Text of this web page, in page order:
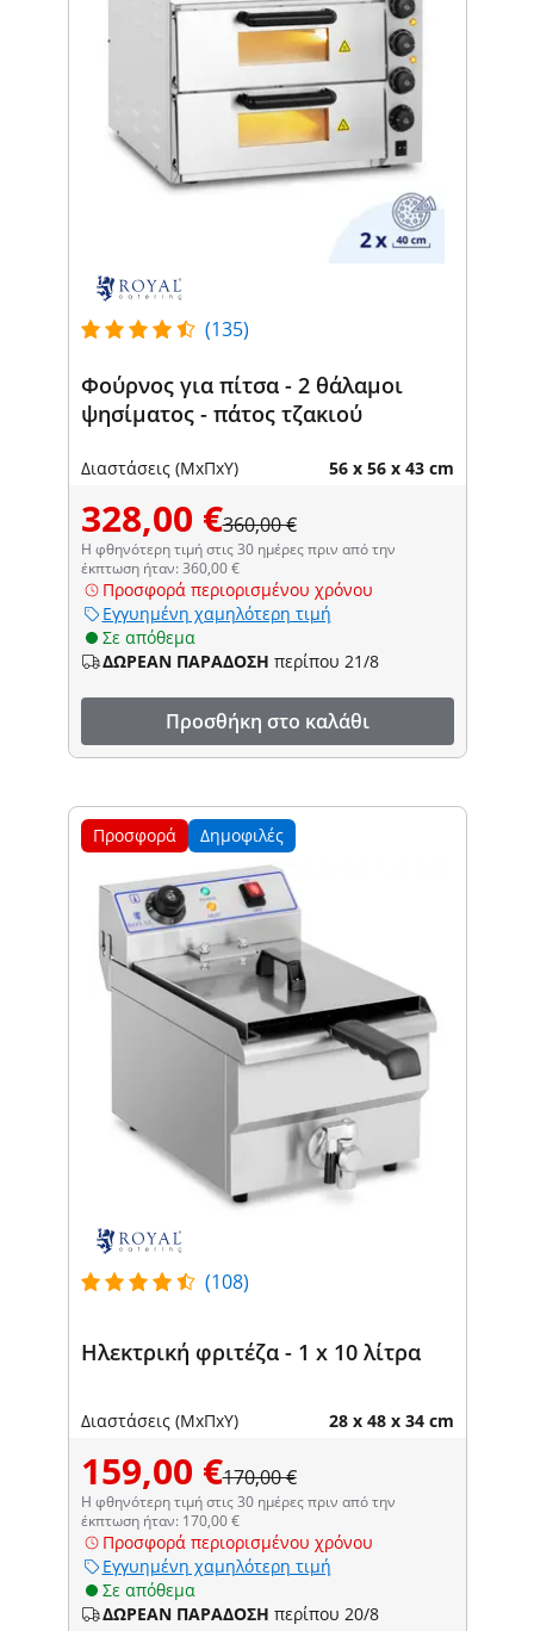
(135)
Φούρνος για πίτσα - 2 θάλαμοι
ψησίματος - πάτος τζακιού
Διαστάσεις (ΜxΠxΥ) 56 x 56 x 43 cm
328,00 €360,00 €
Η φθηνότερη τιμή στις 30 ημέρες πριν από την
έκπτωση ήταν: 360,00 €
Προσφορά περιορισμένου χρόνου
Εγγυημένη χαμηλότερη τιμή
Σε απόθεμα
ΔΩΡΕΑΝ ΠΑΡΑΔΟΣΗ περίπου 21/8
Προσθήκη στο καλάθι
Προσφορά Δημοφιλές
(108)
Ηλεκτρική φριτέζα - 1 x 10 λίτρα
Διαστάσεις (ΜxΠxΥ) 28 x 48 x 34 cm
159,00 €170,00 €
Η φθηνότερη τιμή στις 30 ημέρες πριν από την
έκπτωση ήταν: 170,00 €
Προσφορά περιορισμένου χρόνου
Εγγυημένη χαμηλότερη τιμή
Σε απόθεμα
ΔΩΡΕΑΝ ΠΑΡΑΔΟΣΗ περίπου 20/8